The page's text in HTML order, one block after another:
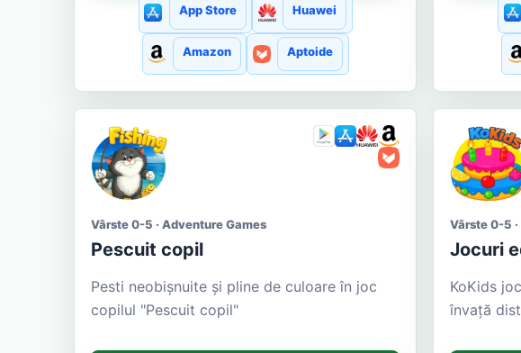
App Store Huawei
Amazon Aptoide
Vârste 0-5 · Adventure Games
Pescuit copil
Pesti neobișnuite și pline de culoare în joc
copilul "Pescuit copil"
Vârste 0-5
Jocuri
KoKids
învață